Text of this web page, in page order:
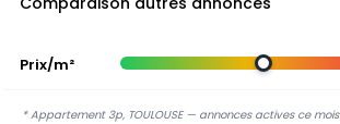
Prix/m²
* Appartement 3p, TOULOUSE — annonces actives ce mois